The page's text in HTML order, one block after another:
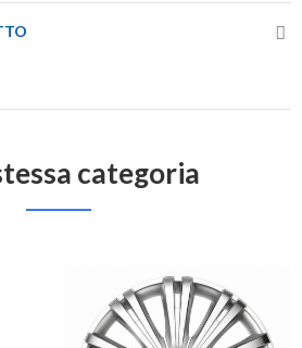
categoria